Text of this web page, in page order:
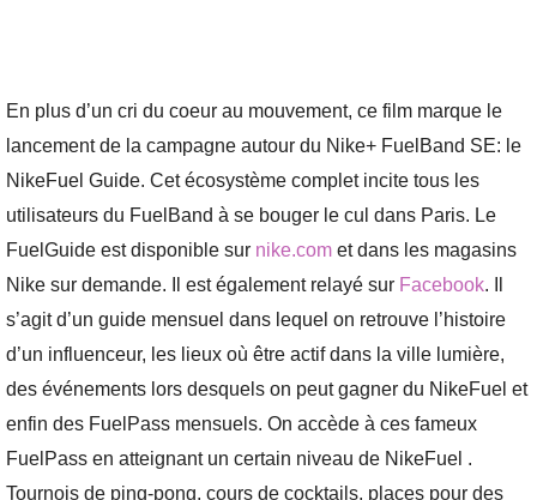
En plus d’un cri du coeur au mouvement, ce film marque le
lancement de la campagne autour du Nike+ FuelBand SE: le
NikeFuel Guide. Cet écosystème complet incite tous les
utilisateurs du FuelBand à se bouger le cul dans Paris. Le
FuelGuide est disponible sur nike.com et dans les magasins
Nike sur demande. Il est également relayé sur Facebook. Il
s’agit d’un guide mensuel dans lequel on retrouve l’histoire
d’un influenceur, les lieux où être actif dans la ville lumière,
des événements lors desquels on peut gagner du NikeFuel et
enfin des FuelPass mensuels. On accède à ces fameux
FuelPass en atteignant un certain niveau de NikeFuel .
Tournois de ping-pong, cours de cocktails, places pour des